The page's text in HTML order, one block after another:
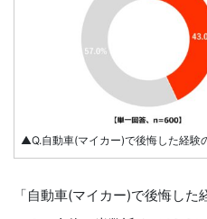
▲Q.自動車(マイカー)で後悔した経験
「自動車(マイカー)で後悔し